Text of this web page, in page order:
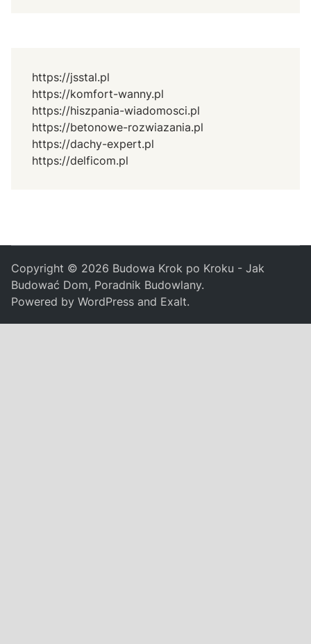
https://jsstal.pl
https://komfort-wanny.pl
https://hiszpania-wiadomosci.pl
https://betonowe-rozwiazania.pl
https://dachy-expert.pl
https://delficom.pl
Copyright © 2026 Budowa Krok po Kroku - Jak
Budować Dom, Poradnik Budowlany.
Powered byWordPress and Exalt.